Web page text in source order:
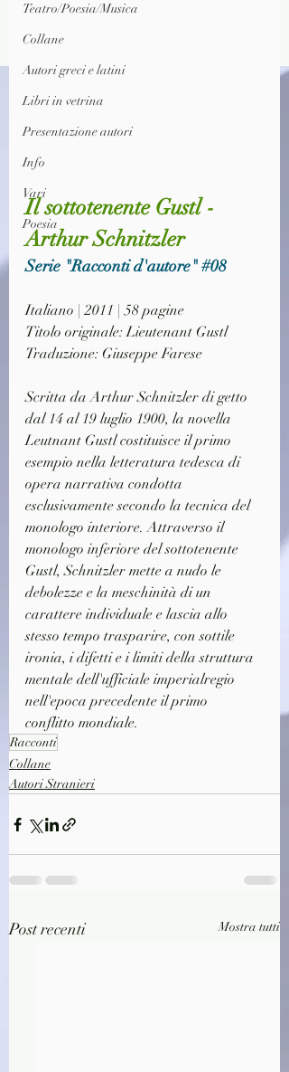
Teatro/Poesia/Musica
Collane
Autori greci e latini
Libri in vetrina
Presentazione autori
Info
Vari
Poesia
Il sottotenente Gustl -
Arthur Schnitzler
Serie "Racconti d'autore" #08
Italiano | 2011 | 58 pagine
Titolo originale: Lieutenant Gustl
Traduzione: Giuseppe Farese
Scritta da Arthur Schnitzler di getto
dal 14 al 19 luglio 1900, la novella
Leutnant Gustl costituisce il primo
esempio nella letteratura tedesca di
opera narrativa condotta
esclusivamente secondo la tecnica del
monologo interiore. Attraverso il
monologo inferiore del sottotenente
Gustl, Schnitzler mette a nudo le
debolezze e la meschinità di un
carattere individuale e lascia allo
stesso tempo trasparire, con sottile
ironia, i difetti e i limiti della struttura
mentale dell'ufficiale imperialregio
nell'epoca precedente il primo
conflitto mondiale.
Racconti
Collane
Autori Stranieri
Post recenti Mostra tutti